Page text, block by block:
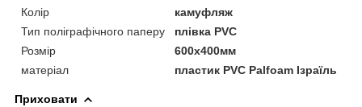
Колір
камуфляж
Тип поліграфічного паперу
плівка PVC
Розмір
600х400мм
матеріал
пластик PVC Palfoam Ізраїль
Приховати